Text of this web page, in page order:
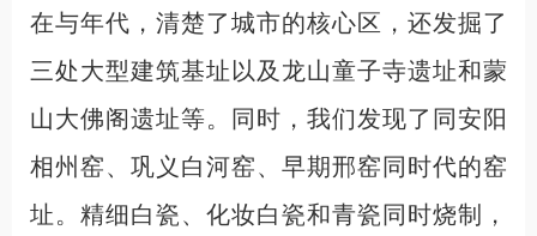
在与年代，清楚了城市的核心区，还发掘了
三处大型建筑基址以及龙山童子寺遗址和蒙
山大佛阁遗址等。同时，我们发现了同安阳
相州窑、巩义白河窑、早期邢窑同时代的窑
址。精细白瓷、化妆白瓷和青瓷同时烧制，